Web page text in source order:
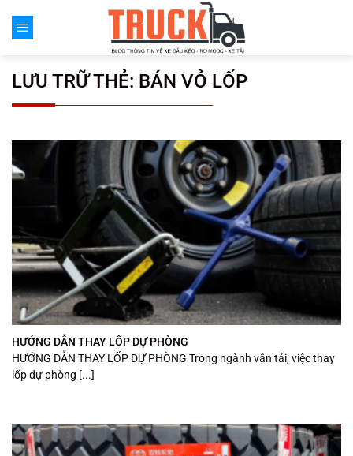
đến
LƯU TRỮ THẺ: BÁN VỎ LỐP
HƯỚNG DẪN THAY LỐP DỰ PHÒNG
HƯỚNG DẪN THAY LỐP DỰ PHÒNG Trong ngành vận tải, việc thay
lốp dự phòng [...]